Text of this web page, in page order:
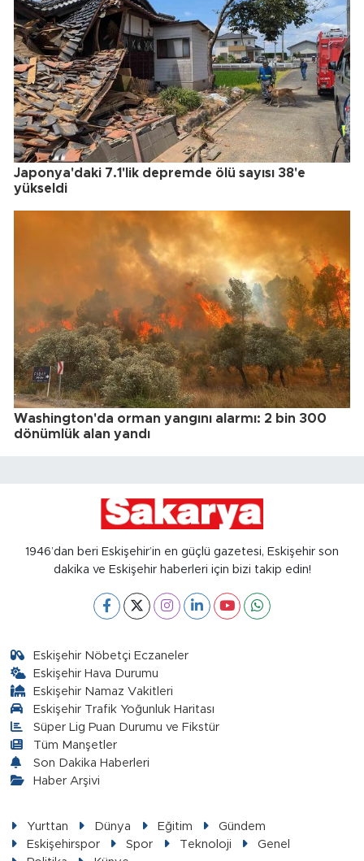
Japonya'daki 7.1'lik depremde ölü sayısı 38'e
yükseldi
Washington'da orman yangını alarmı: 2 bin 300
dönümlük alan yandı
1946’dan beri Eskişehir’in en güçlü gazetesi, Eskişehir son
dakika ve Eskişehir haberleri için bizi takip edin!
Eskişehir Nöbetçi Eczaneler
Eskişehir Hava Durumu
Eskişehir Namaz Vakitleri
Eskişehir Trafik Yoğunluk Haritası
Süper Lig Puan Durumu ve Fikstür
Tüm Manşetler
Son Dakika Haberleri
Haber Arşivi
Yurttan Dünya Eğitim
Gündem
Eskişehirspor
Spor Teknoloji
Genel